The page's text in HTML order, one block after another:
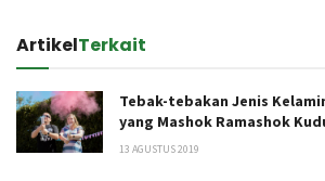
ArtikelTerkait
Tebak-tebakan Jenis
yang Mashok Ramashok
13 AGUSTUS 2019